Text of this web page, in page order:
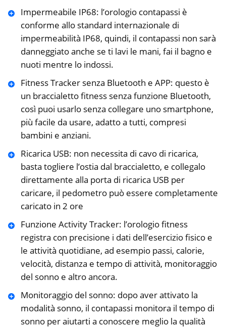
Impermeabile IP68: l’orologio contapassi è
conforme allo standard internazionale di
impermeabilità IP68, quindi, il contapassi non sarà
danneggiato anche se ti lavi le mani, fai il bagno e
nuoti mentre lo indossi.
Fitness Tracker senza Bluetooth e APP: questo è
un braccialetto fitness senza funzione Bluetooth,
così puoi usarlo senza collegare uno smartphone,
più facile da usare, adatto a tutti, compresi
bambini e anziani.
Ricarica USB: non necessita di cavo di ricarica,
basta togliere l’ostia dal braccialetto, e collegalo
direttamente alla porta di ricarica USB per
caricare, il pedometro può essere completamente
caricato in 2 ore
Funzione Activity Tracker: l’orologio fitness
registra con precisione i dati dell’esercizio fisico e
le attività quotidiane, ad esempio passi, calorie,
velocità, distanza e tempo di attività, monitoraggio
del sonno e altro ancora.
Monitoraggio del sonno: dopo aver attivato la
modalità sonno, il contapassi monitora il tempo di
sonno per aiutarti a conoscere meglio la qualità